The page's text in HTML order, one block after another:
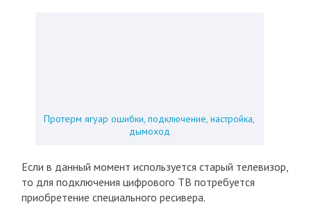
Протерм ягуар ошибки, подключение, настройка,
дымоход
Если в данный момент используется старый телевизор,
то для подключения цифрового ТВ потребуется
приобретение специального ресивера.